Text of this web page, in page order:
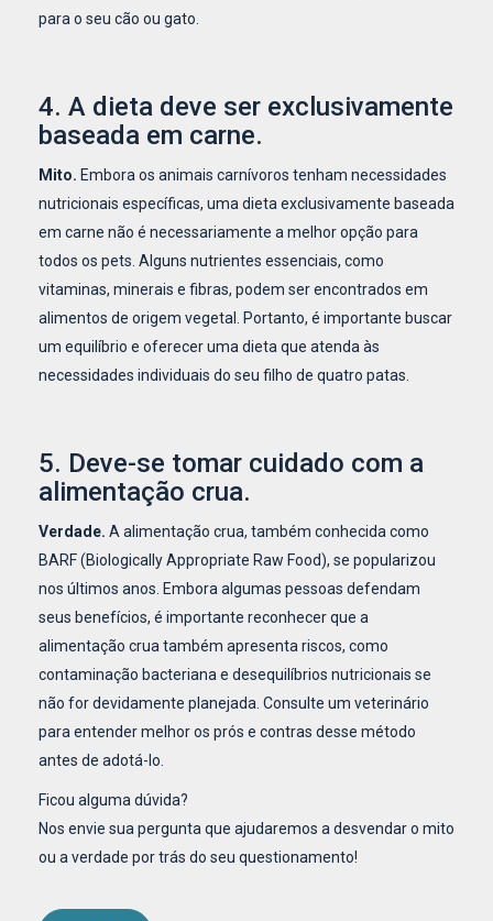
para o seu cão ou gato.
4. A dieta deve ser exclusivamente
baseada em carne.
Mito. Embora os animais carnívoros tenham necessidades
nutricionais específicas, uma dieta exclusivamente baseada
em carne não é necessariamente a melhor opção para
todos os pets. Alguns nutrientes essenciais, como
vitaminas, minerais e fibras, podem ser encontrados em
alimentos de origem vegetal. Portanto, é importante buscar
um equilíbrio e oferecer uma dieta que atenda às
necessidades individuais do seu filho de quatro patas.
5. Deve-se tomar cuidado com a
alimentação crua.
Verdade. A alimentação crua, também conhecida como
BARF (Biologically Appropriate Raw Food), se popularizou
nos últimos anos. Embora algumas pessoas defendam
seus benefícios, é importante reconhecer que a
alimentação crua também apresenta riscos, como
contaminação bacteriana e desequilíbrios nutricionais se
não for devidamente planejada. Consulte um veterinário
para entender melhor os prós e contras desse método
antes de adotá-lo.
Ficou alguma dúvida?
Nos envie sua pergunta que ajudaremos a desvendar o mito
ou a verdade por trás do seu questionamento!